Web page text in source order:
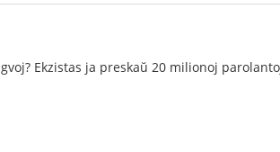
Ekzistas ja preskaŭ 20 milionoj